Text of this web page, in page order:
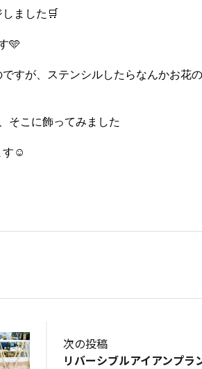
ました🛒
🩵
すが、ステンシルしたらなんかお花
そこに飾ってみました
す☺️
次の投稿
リバーシブルアイアンプラ